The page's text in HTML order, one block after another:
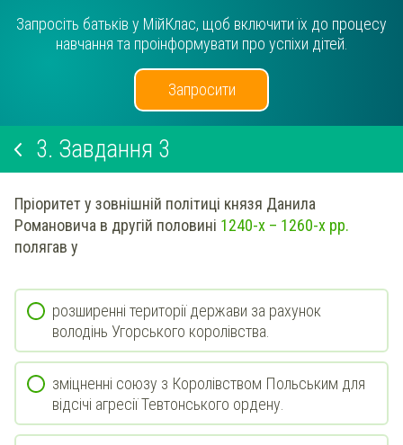
Запросіть батьків у МійКлас, щоб включити їх до процесу
навчання та проінформувати про успіхи дітей.
Запросити
3. Завдання 3
Пріоритет у зовнішній політиці князя Данила
Романовича в другій половині 1240-х – 1260-х рр.
полягав у
розширенні території держави за рахунок
володінь Угорського королівства.
зміцненні союзу з Королівством Польським для
відсічі агресії Тевтонського ордену.